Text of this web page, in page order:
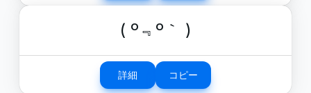
( º﹃º｀ )
詳細 コピー